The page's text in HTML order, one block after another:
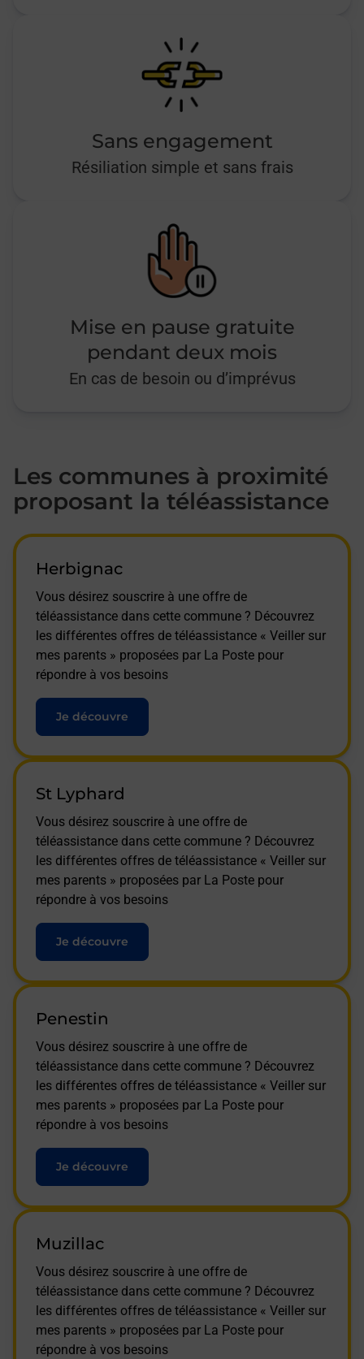
Sans engagement
Résiliation simple et sans frais
Mise en pause gratuite
pendant deux mois
En cas de besoin ou d’imprévus
Les communes à proximité
proposant la téléassistance
Herbignac
Vous désirez souscrire à une offre de
téléassistance dans cette commune ? Découvrez
les différentes offres de téléassistance « Veiller sur
mes parents » proposées par La Poste pour
répondre à vos besoins
Je découvre
St Lyphard
Vous désirez souscrire à une offre de
téléassistance dans cette commune ? Découvrez
les différentes offres de téléassistance « Veiller sur
mes parents » proposées par La Poste pour
répondre à vos besoins
Je découvre
Penestin
Vous désirez souscrire à une offre de
téléassistance dans cette commune ? Découvrez
les différentes offres de téléassistance « Veiller sur
mes parents » proposées par La Poste pour
répondre à vos besoins
Je découvre
Muzillac
Vous désirez souscrire à une offre de
téléassistance dans cette commune ? Découvrez
les différentes offres de téléassistance « Veiller sur
mes parents » proposées par La Poste pour
répondre à vos besoins